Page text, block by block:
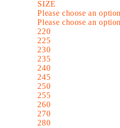
SIZE
Please choose an
Please choose an
220
225
230
235
240
245
250
255
260
270
280